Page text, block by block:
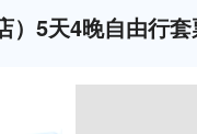
）5天4晚自由行